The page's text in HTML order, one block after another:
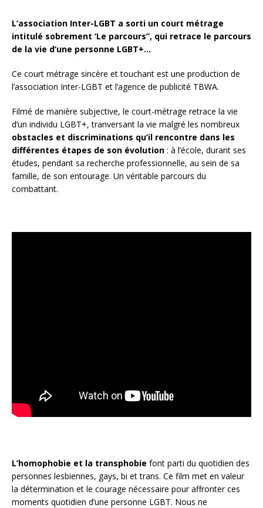
L’association Inter-LGBT a sorti un court métrage
intitulé sobrement ‘Le parcours”, qui retrace le parcours
de la vie d’une personne LGBT+…
Ce court métrage sincère et touchant est une production de
l’association Inter-LGBT et l’agence de publicité TBWA.
Filmé de manière subjective, le court-métrage retrace la vie
d’un individu LGBT+, tranversant la vie malgré les nombreux
obstacles et discriminations qu’il rencontre dans les
différentes étapes de son évolution : à l’école, durant ses
études, pendant sa recherche professionnelle, au sein de sa
famille, de son entourage. Un véritable parcours du
combattant.
L’homophobie et la transphobie font parti du quotidien des
personnes lesbiennes, gays, bi et trans. Ce film met en valeur
la détermination et le courage nécessaire pour affronter ces
moments quotidien d’une personne LGBT. Nous ne